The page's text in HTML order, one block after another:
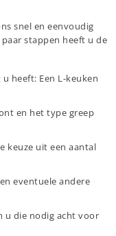
snel en eenvoudig
stappen heeft u de
heeft: Een L-keuken
en het type greep
keuze uit een aantal
eventuele andere
u die nodig acht voor